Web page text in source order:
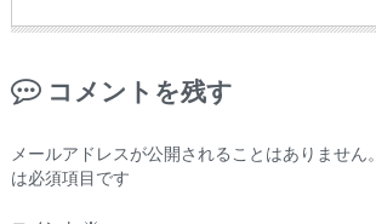
コメントを残す
メールアドレスが公開されることはありません。
は必須項目です